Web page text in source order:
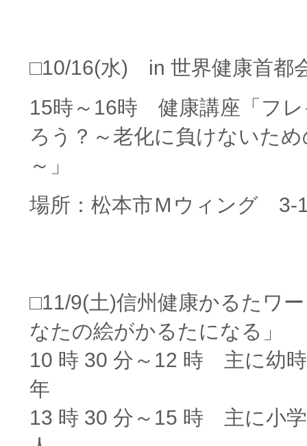
□10/16(水) in 世界健康首都
15時～16時 健康講座「フ
ろう？～老化に負けないた
～」
場所：松本市Ｍウィング 3-
□11/9(土)信州健康かるたワ
なたの絵がかるたになる」
10 時 30 分～12 時 主に幼
年
13 時 30 分～15 時 主に小